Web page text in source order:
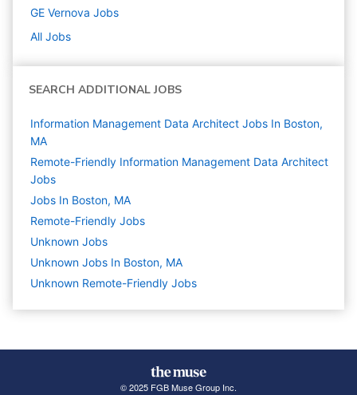
GE Vernova Jobs
All Jobs
SEARCH ADDITIONAL JOBS
Information Management Data Architect Jobs In Boston,
MA
Remote-Friendly Information Management Data Architect
Jobs
Jobs In Boston, MA
Remote-Friendly Jobs
Unknown Jobs
Unknown Jobs In Boston, MA
Unknown Remote-Friendly Jobs
© 2025 FGB Muse Group Inc.